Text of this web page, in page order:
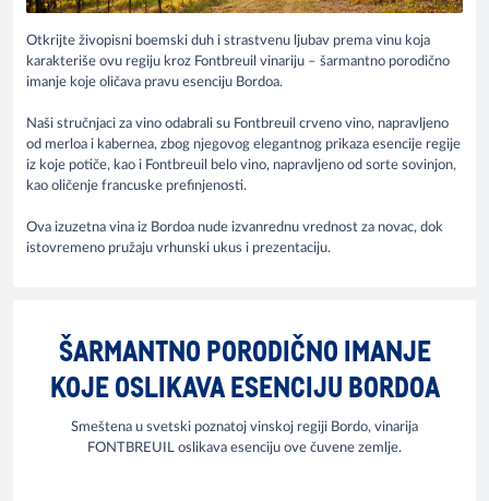
Otkrijte živopisni boemski duh i strastvenu ljubav prema vinu koja
karakteriše ovu regiju kroz Fontbreuil vinariju – šarmantno porodično
imanje koje oličava pravu esenciju Bordoa.
Naši stručnjaci za vino odabrali su Fontbreuil crveno vino, napravljeno
od merloa i kabernea, zbog njegovog elegantnog prikaza esencije regije
iz koje potiče, kao i Fontbreuil belo vino, napravljeno od sorte sovinjon,
kao oličenje francuske prefinjenosti.
Ova izuzetna vina iz Bordoa nude izvanrednu vrednost za novac, dok
istovremeno pružaju vrhunski ukus i prezentaciju.
ŠARMANTNO PORODIČNO IMANJE
KOJE OSLIKAVA ESENCIJU BORDOA
Smeštena u svetski poznatoj vinskoj regiji Bordo, vinarija
FONTBREUIL oslikava esenciju ove čuvene zemlje.